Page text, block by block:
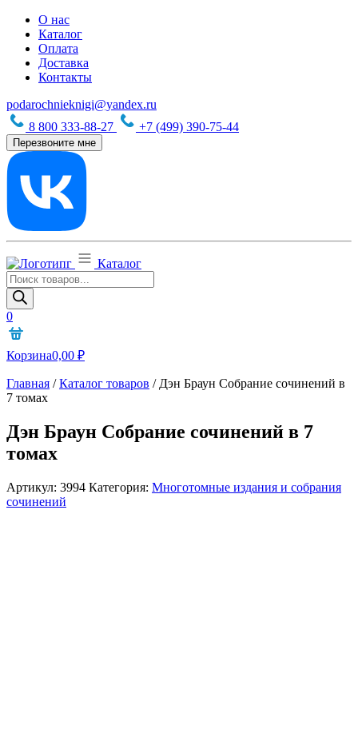
О нас
Каталог
Оплата
Доставка
Контакты
podarochnieknigi@yandex.ru
8 800 333-88-27
+7 (499) 390-75-44
Перезвоните мне
Каталог
Поиск
товаров
0
Корзина0,00 ₽
Главная /Каталог товаров / Дэн Браун Собрание сочинений в
7 томах
Дэн Браун Собрание сочинений в 7
томах
Артикул: 3994 Категория: Многотомные издания и собрания
сочинений